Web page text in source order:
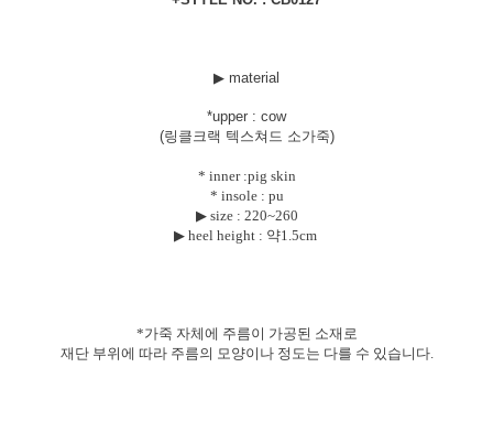
▶ material
*upper : cow
(링클크랙 텍스쳐드 소가죽)
* inner :pig skin
* insole : pu
▶ size : 220~260
▶ heel height : 약1.5cm
*가죽 자체에 주름이 가공된 소재로
재단 부위에 따라 주름의 모양이나 정도는 다를 수 있습니다.